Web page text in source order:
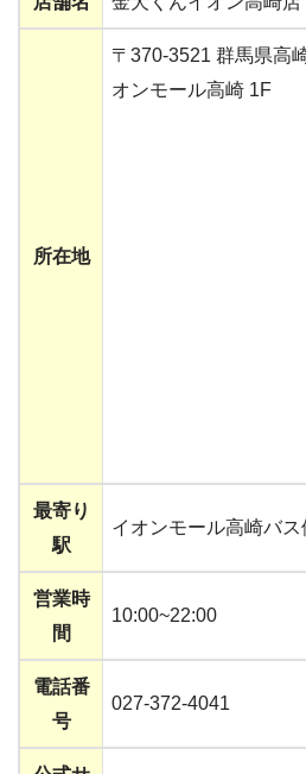
所在地
〒370-3521 群馬県高
オンモール高崎 1F
最寄り
駅
イオンモール高崎バ
営業時
間
10:00~22:00
電話番
号
027-372-4041